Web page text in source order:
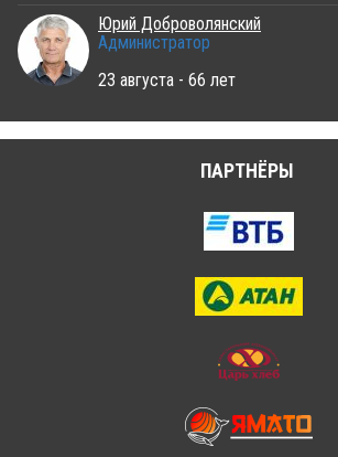
Юрий Доброволянский
Администратор
23 августа - 66 лет
ПАРТНЁРЫ